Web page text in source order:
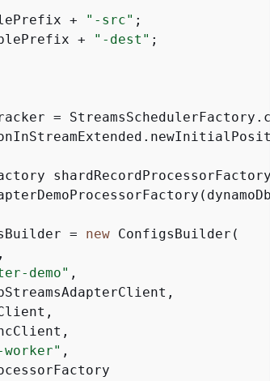
+
"-src" ;
+
"-dest" ;
=
shardRecordProcessorFactory
=
new ConfigsBuilder(
demo" ,
worker" ,